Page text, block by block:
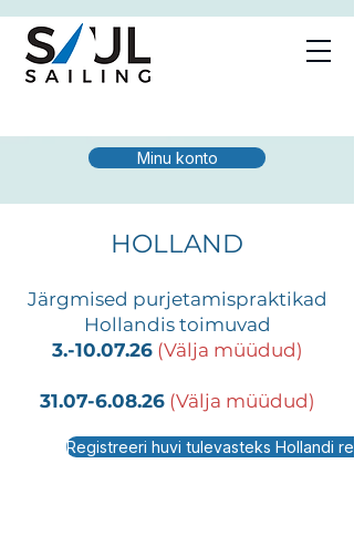
Minu konto
HOLLAND
Järgmised purjetamispraktikad
Hollandis toimuvad
3.-10.07.26 (Välja müüdud)
31.07-6.08.26(Välja müüdud)
Registreeri huvi tulevasteks Hollandi